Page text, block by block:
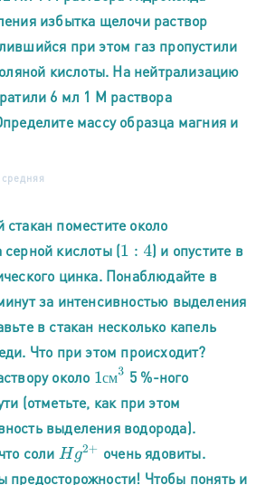
избытка щелочи раствор
при этом газ пропустили
кислоты. На нейтрализацию
6 мл 1 М раствора
массу образца магния и
средняя
поместите около
серной кислоты (1: 4
) и опустите в
цинка. Понаблюдайте в
за интенсивностью выделения
в стакан несколько капель
Что при этом происходит?
около
см
1см3 5 %-ного
(отметьте, как при этом
выделения водорода).
соли Hg2+
очень ядовиты.
предосторожности! Чтобы понять и